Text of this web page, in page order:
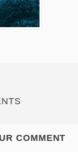
COMMENT